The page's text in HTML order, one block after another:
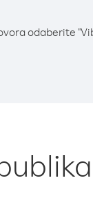
odaberite